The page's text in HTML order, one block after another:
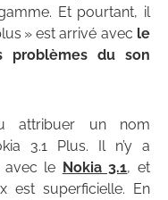
Et pourtant, il
» est arrivé avec le
problèmes du son
attribuer un nom
3.1 Plus. Il n’y a
avec le Nokia 3.1, et
est superficielle. En